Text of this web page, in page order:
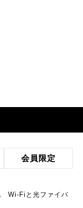
会員限定
Wi-Fiと光ファイバ